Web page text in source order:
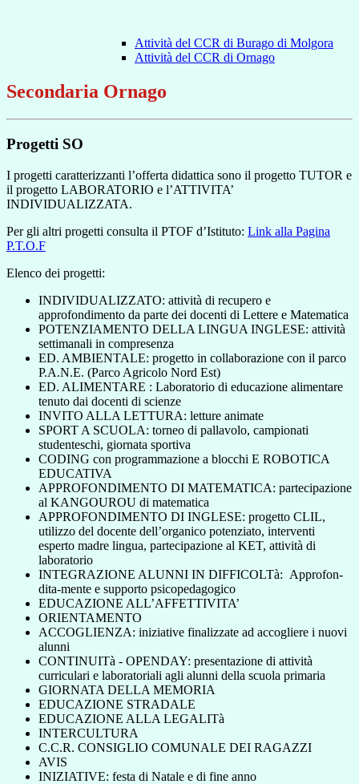
Attività del CCR di Burago di Molgora
Attività del CCR di Ornago
Secondaria Ornago
Progetti SO
I progetti caratterizzanti l’offerta didattica sono il progetto TUTOR e
il progetto LABORATORIO e l’ATTIVITA’
INDIVIDUALIZZATA.
Per gli altri progetti consulta il PTOF d’Istituto: Link alla Pagina
P.T.O.F
Elenco dei progetti:
INDIVIDUALIZZATO: attività di recupero e
approfondimento da parte dei docenti di Lettere e Matematica
POTENZIAMENTO DELLA LINGUA INGLESE: attività
settimanali in compresenza
ED. AMBIENTALE: progetto in collaborazione con il parco
P.A.N.E. (Parco Agricolo Nord Est)
ED. ALIMENTARE : Laboratorio di educazione alimentare
tenuto dai docenti di scienze
INVITO ALLA LETTURA: letture animate
SPORT A SCUOLA: torneo di pallavolo, campionati
studenteschi, giornata sportiva
CODING con programmazione a blocchi E ROBOTICA
EDUCATIVA
APPROFONDIMENTO DI MATEMATICA: partecipazione
al KANGOUROU di matematica
APPROFONDIMENTO DI INGLESE: progetto CLIL,
utilizzo del docente dell’organico potenziato, interventi
esperto madre lingua, partecipazione al KET, attività di
laboratorio
INTEGRAZIONE ALUNNI IN DIFFICOLTà: Approfon-
dita-mente e supporto psicopedagogico
EDUCAZIONE ALL’AFFETTIVITA’
ORIENTAMENTO
ACCOGLIENZA: iniziative finalizzate ad accogliere i nuovi
alunni
CONTINUITà - OPENDAY: presentazione di attività
curriculari e laboratoriali agli alunni della scuola primaria
GIORNATA DELLA MEMORIA
EDUCAZIONE STRADALE
EDUCAZIONE ALLA LEGALITà
INTERCULTURA
C.C.R. CONSIGLIO COMUNALE DEI RAGAZZI
AVIS
INIZIATIVE: festa di Natale e di fine anno